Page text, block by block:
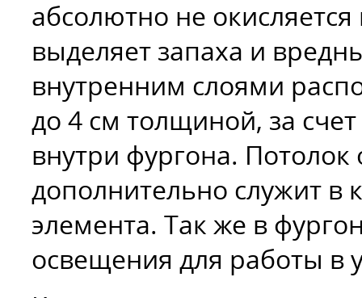
абсолютно не
выделяет запаха и
внутренним слоями
до 4 см толщиной, за
внутри фургона.
дополнительно служит в
элемента. Так же в
освещения для работы в